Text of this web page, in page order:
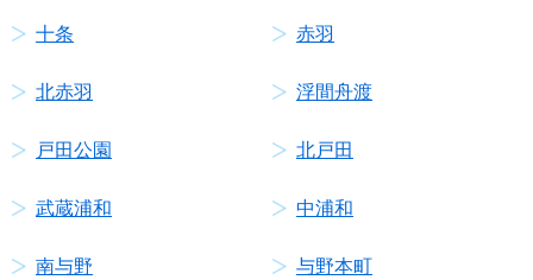
十条 赤羽
北赤羽 浮間舟渡
戸田公園 北戸田
武蔵浦和 中浦和
南与野 与野本町